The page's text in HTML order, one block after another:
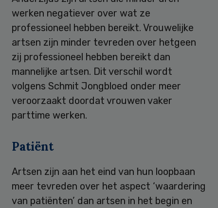
werken negatiever over wat ze
professioneel hebben bereikt. Vrouwelijke
artsen zijn minder tevreden over hetgeen
zij professioneel hebben bereikt dan
mannelijke artsen. Dit verschil wordt
volgens Schmit Jongbloed onder meer
veroorzaakt doordat vrouwen vaker
parttime werken.
Patiënt
Artsen zijn aan het eind van hun loopbaan
meer tevreden over het aspect ‘waardering
van patiënten’ dan artsen in het begin en